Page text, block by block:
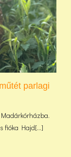
parlagi
fióka Hajd[...]